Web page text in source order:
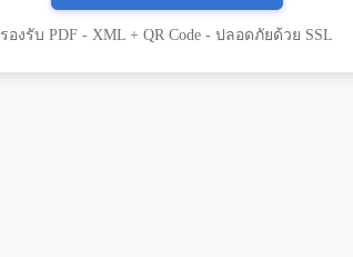
รองรับ PDF - XML + QR Code - ปลอดภัยด้วย SSL